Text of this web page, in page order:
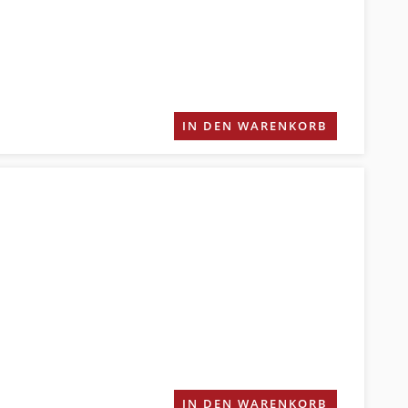
IN DEN WARENKORB
IN DEN WARENKORB